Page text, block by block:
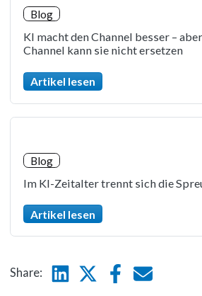
Blog
KI macht den Channel besser –
Channel kann sie nicht ersetzen
Artikel lesen
Blog
Im KI-Zeitalter trennt sich die
Artikel lesen
Share: LinkedinTwitterFacebook
E-mail